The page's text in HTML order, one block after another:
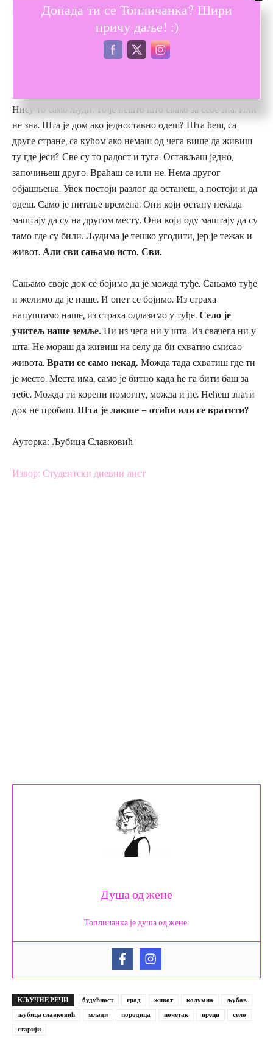
постоји разлог.Моја бака каже да се живи док се огњиште
не угаси. Након тога, бити жив или мртав, није важно. Ако
није огњиште, нешто се угасило. Нешто у нама.
Нису то само људи. То је нешто што свако за себе зна. Или
не зна. Шта је дом ако једноставно одеш? Шта ћеш, са
друге стране, са кућом ако немаш од чега више да живиш
ту где јеси? Све су то радост и туга. Остављаш једно,
започињеш друго. Враћаш се или не. Нема другог
објашњења. Увек постоји разлог да останеш, а постоји и да
одеш. Само је питање времена. Они који остану некада
маштају да су на другом месту. Они који оду маштају да су
тамо где су били. Људима је тешко угодити, јер је тежак и
живот. Али сви сањамо исто. Сви.
Сањамо своје док се бојимо да је можда туђе. Сањамо туђе
и желимо да је наше. И опет се бојимо. Из страха
напуштамо наше, из страха одлазимо у туђе. Село је
учитељ наше земље. Ни из чега ни у шта. Из свачега ни у
шта. Не мораш да живиш на селу да би схватио смисао
живота. Врати се само некад. Можда тада схватиш где ти
је место. Места има, само је битно када ће га бити баш за
тебе. Можда ти корени помогну, можда и не. Нећеш знати
док не пробаш. Шта је лакше − отићи или се вратити?
Ауторка: Љубица Славковић
Извор: Студентски дневни лист
Душа од жене
Топличанка је душа од жене.
КЉУЧНЕ РЕЧИ будућност град живот колумна
љубав
љубица славковић
млади породица почетак преци
село
старији
Допада ти се Топличанка? Шири
причу даље! :)